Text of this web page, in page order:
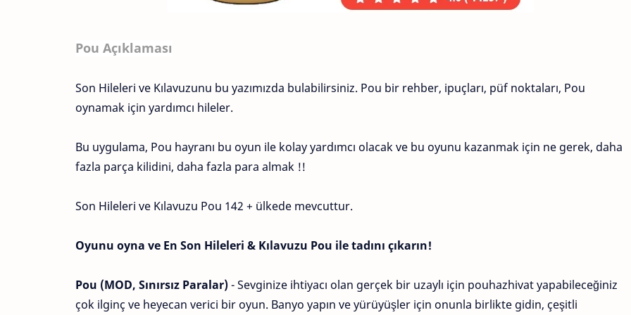
Pou Açıklaması
Son Hileleri ve Kılavuzunu bu yazımızda bulabilirsiniz. Pou bir rehber, ipuçları, püf noktaları, Pou
oynamak için yardımcı hileler.
Bu uygulama, Pou hayranı bu oyun ile kolay yardımcı olacak ve bu oyunu kazanmak için ne gerek, daha
fazla parça kilidini, daha fazla para almak !!
Son Hileleri ve Kılavuzu Pou 142 + ülkede mevcuttur.
Oyunu oyna ve En Son Hileleri & Kılavuzu Pou ile tadını çıkarın!
Pou (MOD, Sınırsız Paralar)- Sevginize ihtiyacı olan gerçek bir uzaylı için pouhazhivat yapabileceğiniz
çok ilginç ve heyecan verici bir oyun. Banyo yapın ve yürüyüşler için onunla birlikte gidin, çeşitli